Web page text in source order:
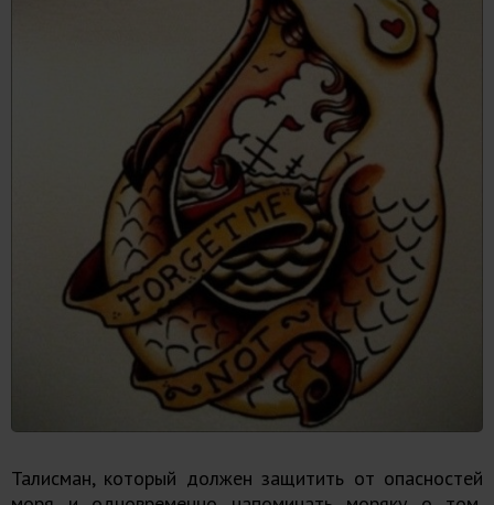
Талисман, который должен защитить от опасностей